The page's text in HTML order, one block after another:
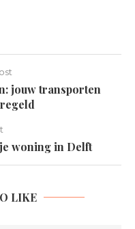
jouw transporten
woning in Delft
LIKE